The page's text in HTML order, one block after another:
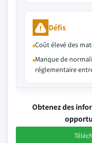
Défis
Coût élevé des
Manque de
réglementaire
Obtenez des